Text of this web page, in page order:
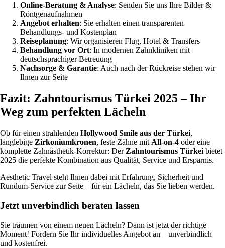
Online-Beratung & Analyse: Senden Sie uns Ihre Bilder &
Röntgenaufnahmen
Angebot erhalten: Sie erhalten einen transparenten
Behandlungs- und Kostenplan
Reiseplanung: Wir organisieren Flug, Hotel & Transfers
Behandlung vor Ort: In modernen Zahnkliniken mit
deutschsprachiger Betreuung
Nachsorge & Garantie: Auch nach der Rückreise stehen wir
Ihnen zur Seite
Fazit: Zahntourismus Türkei 2025 – Ihr
Weg zum perfekten Lächeln
Ob für einen strahlenden Hollywood Smile aus der Türkei,
langlebige Zirkoniumkronen, feste Zähne mit All-on-4 oder eine
komplette Zahnästhetik-Korrektur: Der Zahntourismus Türkei bietet
2025 die perfekte Kombination aus Qualität, Service und Ersparnis.
Aesthetic Travel steht Ihnen dabei mit Erfahrung, Sicherheit und
Rundum-Service zur Seite – für ein Lächeln, das Sie lieben werden.
Jetzt unverbindlich beraten lassen
Sie träumen von einem neuen Lächeln? Dann ist jetzt der richtige
Moment! Fordern Sie Ihr individuelles Angebot an – unverbindlich
und kostenfrei.